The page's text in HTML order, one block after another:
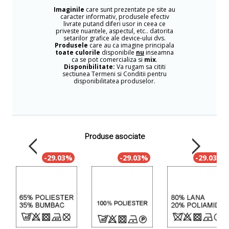
Imaginile care sunt prezentate pe site au
caracter informativ, produsele efectiv
livrate putand diferi usor in ceea ce
priveste nuantele, aspectul, etc.. datorita
setarilor grafice ale device-ului dvs.
Produsele care au ca imagine principala
toate culorile disponibile nu inseamna
ca se pot comercializa si mix.
Disponibilitate: Va rugam sa cititi
sectiunea Termeni si Conditii pentru
disponibilitatea produselor.
Produse asociate
-29.03% -29.03% -29.03%